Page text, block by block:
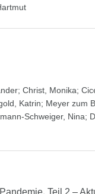
; Christ, Monika;
Katrin; Meyer zum
Schweiger, Nina;
Teil 2 –